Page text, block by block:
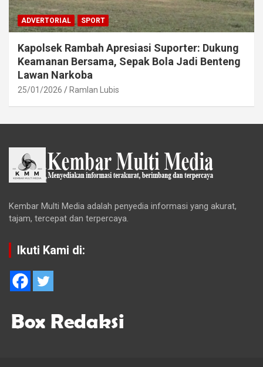
ADVERTORIAL SPORT
Kapolsek Rambah Apresiasi Suporter: Dukung
Keamanan Bersama, Sepak Bola Jadi Benteng
Lawan Narkoba
25/01/2026 Ramlan Lubis
Kembar Multi Media adalah penyedia informasi yang akurat,
tajam, tercepat dan terpercaya.
Ikuti Kami di: